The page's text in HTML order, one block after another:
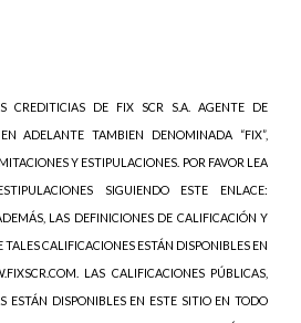
CREDITICIAS DE FIX SCR S.A. AGENTE DE
ADELANTE TAMBIEN DENOMINADA “FIX”,
Y ESTIPULACIONES. POR FAVOR LEA
SIGUIENDO ESTE ENLACE:
LAS DEFINICIONES DE CALIFICACIÓN Y
CALIFICACIONES ESTÁN DISPONIBLES EN
LAS CALIFICACIONES PÚBLICAS,
ESTÁN DISPONIBLES EN ESTE SITIO EN TODO